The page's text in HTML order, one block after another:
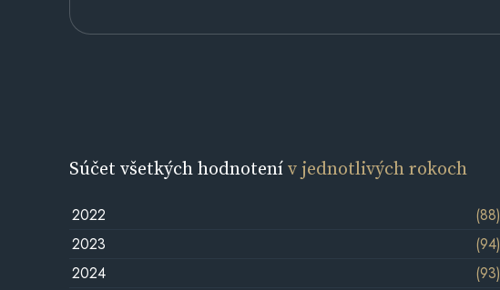
Súčet všetkých hodnotenív jednotlivých rokoch
2022
(88)
2023
(94)
2024
(93)